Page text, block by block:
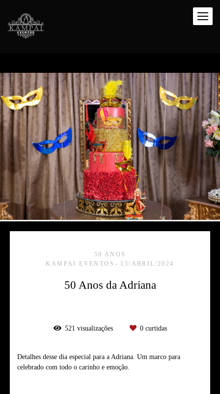
50 ANOS
KAMPAI EVENTOS
15/ABRIL/2024
50 Anos da Adriana
521 visualizações 0curtidas
Detalhes desse dia especial para a Adriana. Um marco para
celebrado com todo o carinho e emoção.